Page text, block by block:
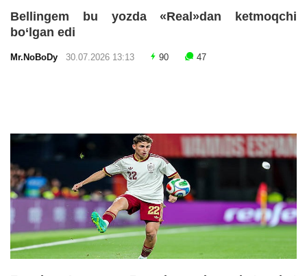
Bellingem bu yozda «Real»dan ketmoqchi
bo‘lgan edi
Mr.NoBoDy 30.07.2026 13:13 90 47